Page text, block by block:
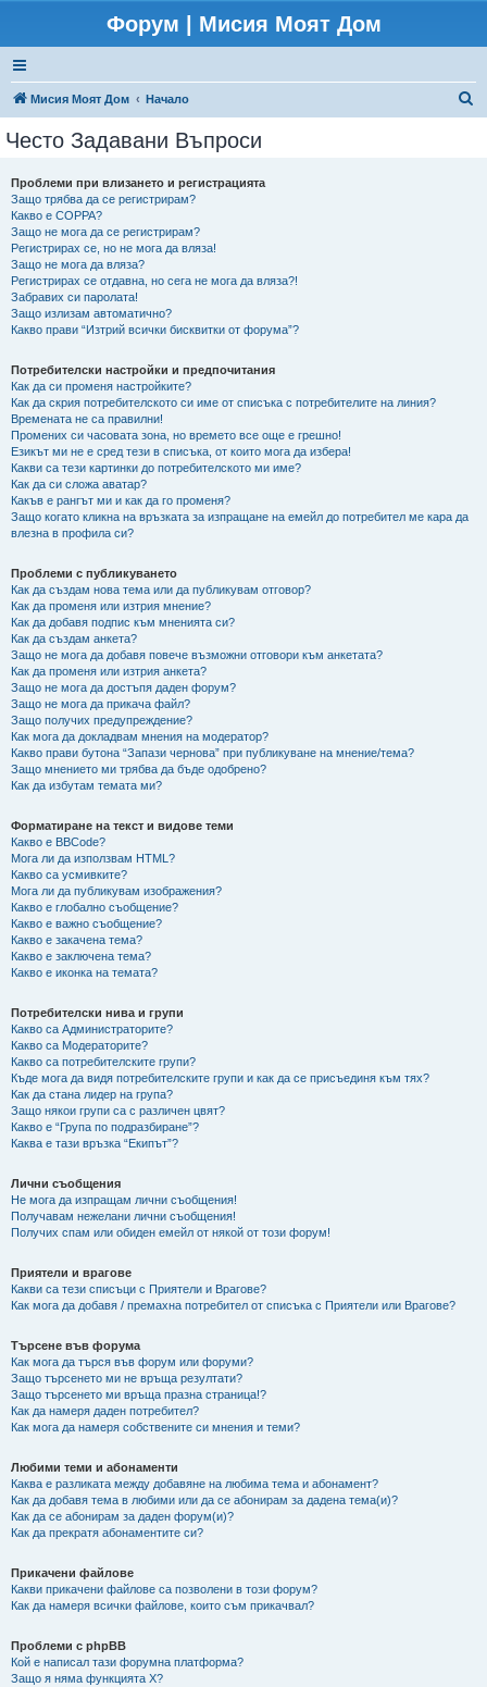
Форум | Мисия Моят Дом
Мисия Моят Дом Начало
Често Задавани Въпроси
Проблеми при влизането и регистрацията
Защо трябва да се регистрирам?
Какво е COPPA?
Защо не мога да се регистрирам?
Регистрирах се, но не мога да вляза!
Защо не мога да вляза?
Регистрирах се отдавна, но сега не мога да вляза?!
Забравих си паролата!
Защо излизам автоматично?
Какво прави “Изтрий всички бисквитки от форума”?
Потребителски настройки и предпочитания
Как да си променя настройките?
Как да скрия потребителското си име от списъка с потребителите на линия?
Времената не са правилни!
Промених си часовата зона, но времето все още е грешно!
Езикът ми не е сред тези в списъка, от които мога да избера!
Какви са тези картинки до потребителското ми име?
Как да си сложа аватар?
Какъв е рангът ми и как да го променя?
Защо когато кликна на връзката за изпращане на емейл до потребител ме кара да
влезна в профила си?
Проблеми с публикуването
Как да създам нова тема или да публикувам отговор?
Как да променя или изтрия мнение?
Как да добавя подпис към мненията си?
Как да създам анкета?
Защо не мога да добавя повече възможни отговори към анкетата?
Как да променя или изтрия анкета?
Защо не мога да достъпя даден форум?
Защо не мога да прикача файл?
Защо получих предупреждение?
Как мога да докладвам мнения на модератор?
Какво прави бутона “Запази чернова” при публикуване на мнение/тема?
Защо мнението ми трябва да бъде одобрено?
Как да избутам темата ми?
Форматиране на текст и видове теми
Какво е BBCode?
Мога ли да използвам HTML?
Какво са усмивките?
Мога ли да публикувам изображения?
Какво е глобално съобщение?
Какво е важно съобщение?
Какво е закачена тема?
Какво е заключена тема?
Какво е иконка на темата?
Потребителски нива и групи
Какво са Администраторите?
Какво са Модераторите?
Какво са потребителските групи?
Къде мога да видя потребителските групи и как да се присъединя към тях?
Как да стана лидер на група?
Защо някои групи са с различен цвят?
Какво е “Група по подразбиране”?
Каква е тази връзка “Екипът”?
Лични съобщения
Не мога да изпращам лични съобщения!
Получавам нежелани лични съобщения!
Получих спам или обиден емейл от някой от този форум!
Приятели и врагове
Какви са тези списъци с Приятели и Врагове?
Как мога да добавя / премахна потребител от списъка с Приятели или Врагове?
Търсене във форума
Как мога да търся във форум или форуми?
Защо търсенето ми не връща резултати?
Защо търсенето ми връща празна страница!?
Как да намеря даден потребител?
Как мога да намеря собствените си мнения и теми?
Любими теми и абонаменти
Каква е разликата между добавяне на любима тема и абонамент?
Как да добавя тема в любими или да се абонирам за дадена тема(и)?
Как да се абонирам за даден форум(и)?
Как да прекратя абонаментите си?
Прикачени файлове
Какви прикачени файлове са позволени в този форум?
Как да намеря всички файлове, които съм прикачвал?
Проблеми с phpBB
Кой е написал тази форумна платформа?
Защо я няма функцията X?